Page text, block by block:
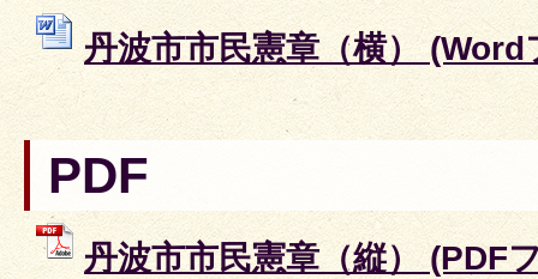
丹波市市民憲章（横）
PDF
丹波市市民憲章（縦） (PDF